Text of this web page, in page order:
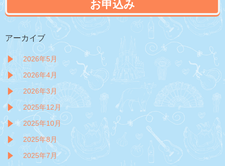
お申込み
アーカイブ
2026年5月
2026年4月
2026年3月
2025年12月
2025年10月
2025年8月
2025年7月